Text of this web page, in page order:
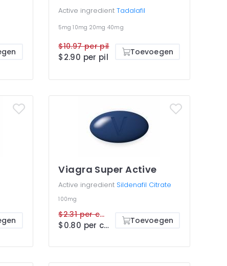
Active ingredient Tadalafil
5mg10mg 20mg 40mg
$10.97 per pil
$2.90 per pil Toevoegen
Viagra Super Active
Active ingredient Sildenafil Citrate
100mg
$2.31 per cap
$0.80 per cap Toevoegen